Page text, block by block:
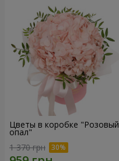
Цветы в коробке "Розовый
опал"
1 370 грн